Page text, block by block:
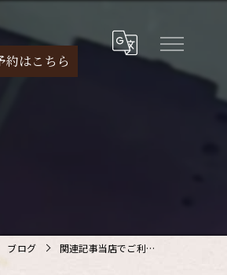
約はこちら
ブログ 関連記事当店でご利…